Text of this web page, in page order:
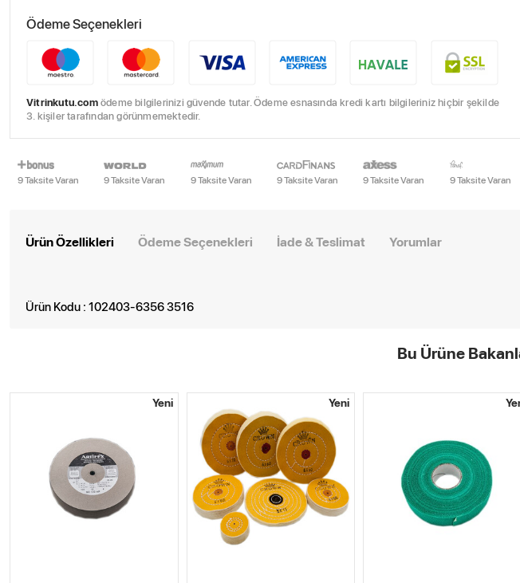
Ödeme Seçenekleri
Vitrinkutu.comödeme bilgilerinizi güvende tutar. Ödeme esnasında kredi kartı bilgileriniz hiçbir şekilde
3. kişiler tarafından görünmemektedir.
9 Taksite Varan 9 Taksite Varan 9 Taksite Varan 9 Taksite Varan 9 Taksite Varan 9 Taksite Varan
Ürün Özellikleri Ödeme Seçenekleri İade & Teslimat
Yorumlar
Ürün Kodu : 102403-6356 3516
Bu Ürüne
Yeni Yeni